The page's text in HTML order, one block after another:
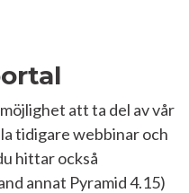
att ta del av vår
tidigare webbinar och
hittar också
annat Pyramid 4.15)